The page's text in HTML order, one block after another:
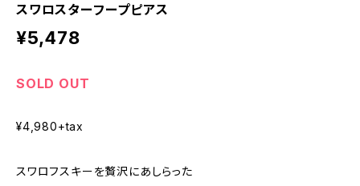
スワロスターフープピアス
¥5,478
SOLD OUT
¥4,980+tax
スワロフスキーを贅沢にあしらった